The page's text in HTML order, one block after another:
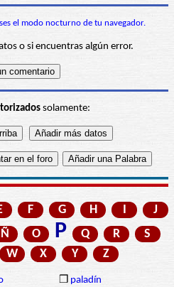
el modo nocturno de tu navegador.
o si encuentras algún error.
solamente:
F G H I
J
Ñ O P Q R
S
W X Y Z
❒ paladín